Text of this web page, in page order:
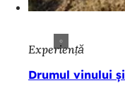
Experiență
Drumul vinului